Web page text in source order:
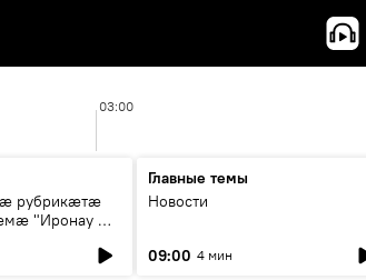
03:00
рубрикæтæ
"Иронау æй
Главные темы
Новости
09:00 4 мин